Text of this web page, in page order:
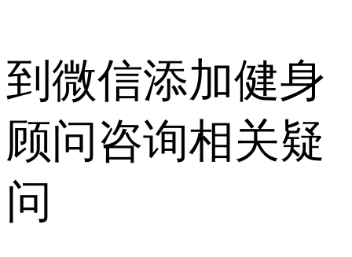
到微信添加健身
顾问咨询相关疑
问